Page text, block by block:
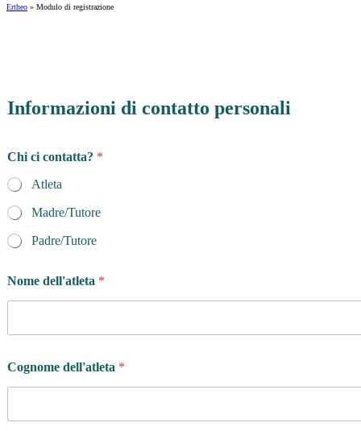
Ertheo » Modulo di registrazione
Informazioni di contatto personali
Chi ci contatta? *
Atleta
Madre/Tutore
Padre/Tutore
Nome dell'atleta *
Cognome dell'atleta *